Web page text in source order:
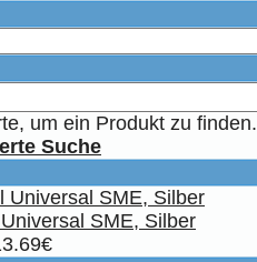
um ein Produkt zu finden.
Suche
SME, Silber